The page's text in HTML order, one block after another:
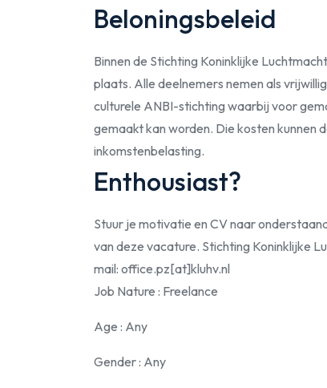
Beloningsbeleid
Binnen de Stichting Koninklijke
plaats. Alle deelnemers nemen als
culturele ANBI-stichting waarbij voor
gemaakt kan worden. Die kosten kunnen
inkomstenbelasting.
Enthousiast?
Stuur je motivatie en CV naar
van deze vacature. Stichting Koninklijke
mail: office.pz[at]kluhv.nl
Job Nature : Freelance
Age : Any
Gender: Any